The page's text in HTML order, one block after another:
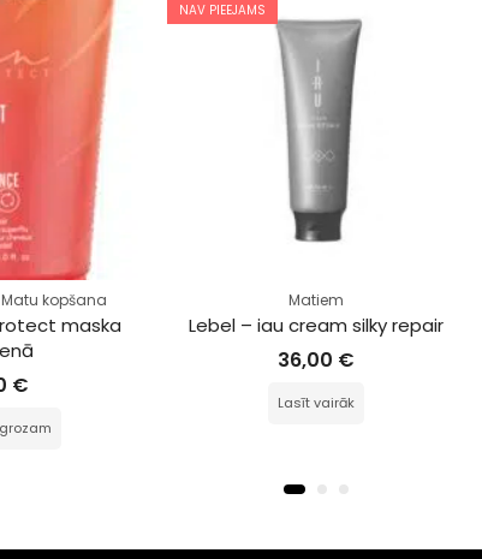
Matu kopšana
maska
€
NAV PIEEJAMS
Matiem
Lebel – iau cream silky repair
36,00 €
Lasīt vairāk